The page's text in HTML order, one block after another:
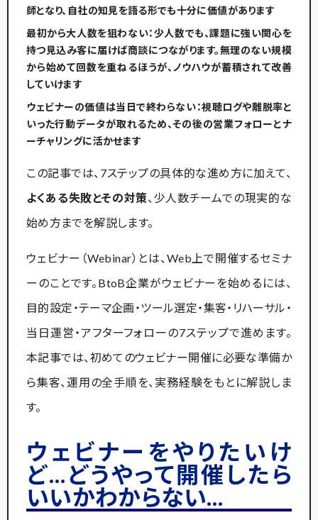
師となり、自社の知見を語る形でも十分に価値があります
最初から大人数を狙わない：少人数でも、課題に強い関心を
持つ見込み客に届けば商談につながります。無理のない規模
から始めて回数を重ねるほうが、ノウハウが蓄積されて改善
していけます
ウェビナーの価値は当日で終わらない：視聴ログや離脱率と
いった行動データが取れるため、その後の営業フォローとナ
ーチャリングに活かせます
この記事では、7ステップの具体的な進め方に加えて、
よくある失敗とその対策、少人数チームでの現実的な
始め方までを解説します。
ウェビナー（Webinar）とは、Web上で開催するセミナ
ーのことです。BtoB企業がウェビナーを始めるには、
目的設定・テーマ企画・ツール選定・集客・リハーサル・
当日運営・アフターフォローの7ステップで進めます。
本記事では、初めてのウェビナー開催に必要な準備か
ら集客、運用の全手順を、実務経験をもとに解説しま
す。
ウェビナーをやりたいけ
ど…どうやって開催したら
いいかわからない…